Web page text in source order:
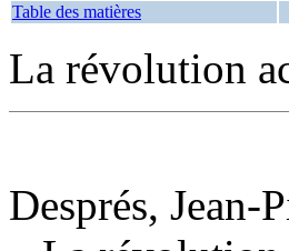
Table des matières
La révolution
Després, Jean-